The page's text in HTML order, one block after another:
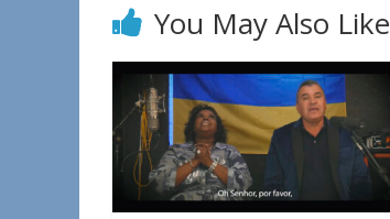
You May Also Like